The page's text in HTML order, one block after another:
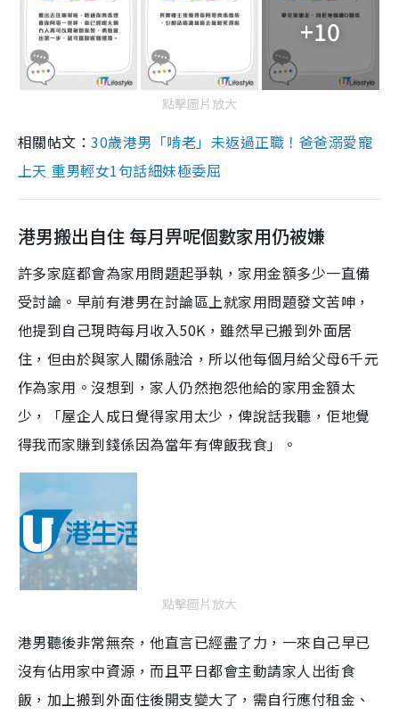
+10
點擊圖片放大
相關帖文：30歲港男「啃老」未返過正職！爸爸溺愛寵
上天 重男輕女1句話細妹極委屈
港男搬出自住 每月畀呢個數家用仍被嫌
許多家庭都會為家用問題起爭執，家用金額多少一直備
受討論。早前有港男在討論區上就家用問題發文苦呻，
他提到自己現時每月收入50K，雖然早已搬到外面居
住，但由於與家人關係融洽，所以他每個月給父母6千元
作為家用。沒想到，家人仍然抱怨他給的家用金額太
少，「屋企人成日覺得家用太少，俾說話我聽，佢地覺
得我而家賺到錢係因為當年有俾飯我食」。
點擊圖片放大
港男聽後非常無奈，他直言已經盡了力，一來自己早已
沒有佔用家中資源，而且平日都會主動請家人出街食
飯，加上搬到外面住後開支變大了，需自行應付租金、